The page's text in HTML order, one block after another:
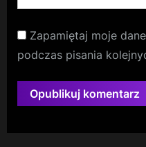
Zapamiętaj moje
podczas pisania